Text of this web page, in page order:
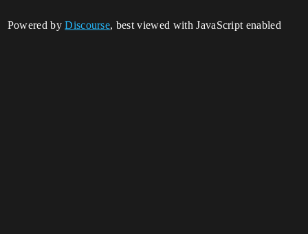
Powered byDiscourse, best viewed with JavaScript enabled